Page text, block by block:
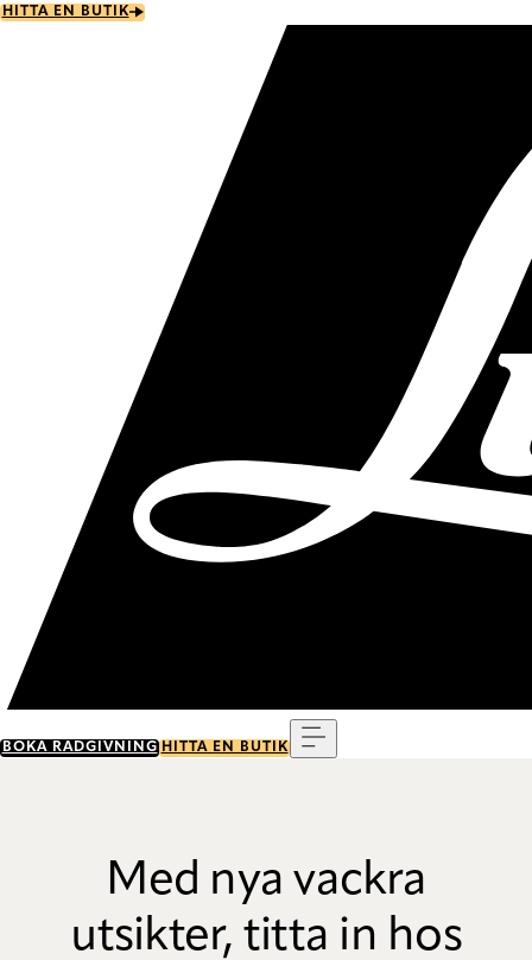
Skip
HITTA EN BUTIK
BOKA RÅDGIVNING HITTA EN BUTIK
Med nya vackra
utsikter, titta in hos